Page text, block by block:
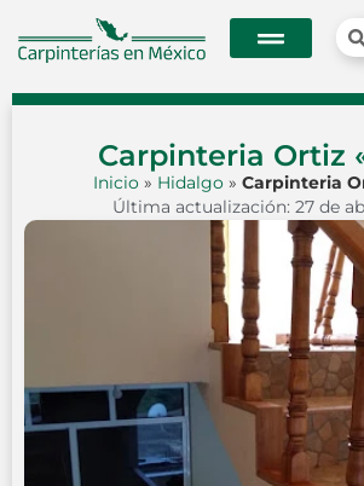
Carpinteria Ortiz
Inicio » Hidalgo » Carpinteria
Última actualización: 27 de